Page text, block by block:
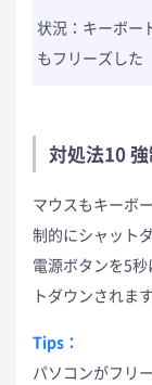
状況：キーボー
もフリーズした
対処法10
マウスもキーボ
制的にシャット
電源ボタンを5
トダウンされます
Tips：
パソコンがフリ